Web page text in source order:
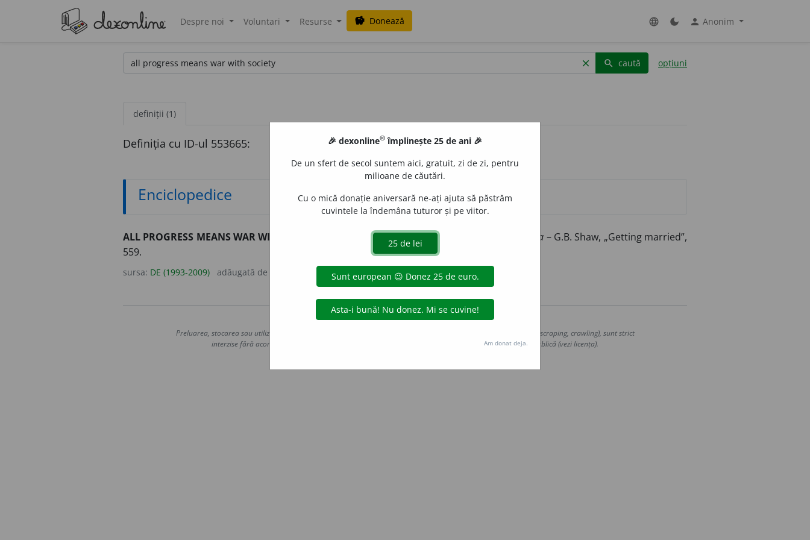
Despre noi Voluntari Resurse savings Donează language dark_mode person Anonim
clear search caută opțiuni
definiții (1)
Definiția cu ID-ul 553665:
Enciclopedice
ALL PROGRESS MEANS WAR WITH SOCIETY orice progres înseamnă război cu societatea – G.B. Shaw, „Getting married”,
559.
sursa: DE (1993-2009) adăugată de acțiuni
Copyright © 2004-2026 dexonline (https://dexonline.ro)
Preluarea, stocarea sau utilizarea datelor de pe acest site, inclusiv prin orice metode de extragere automată (web scraping, crawling), sunt strict
interzise fără acordul nostru prealabil scris, cu excepția seturilor de date oferite oficial spre utilizare publică (vezi licența).
🎉 dexonline® împlinește 25 de ani 🎉
De un sfert de secol suntem aici, gratuit, zi de zi, pentru
milioane de căutări.
Cu o mică donație aniversară ne-ați ajuta să păstrăm
cuvintele la îndemâna tuturor și pe viitor.
Am donat deja.